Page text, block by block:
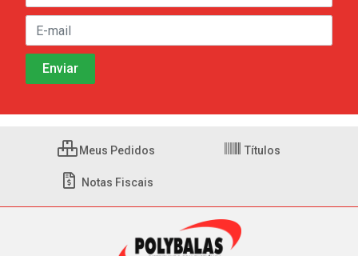
Meus Pedidos Títulos
Notas Fiscais